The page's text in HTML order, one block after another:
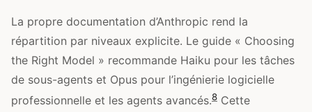
La propre documentation d’Anthropic rend la
répartition par niveaux explicite. Le guide « Choosing
the Right Model » recommande Haiku pour les tâches
de sous-agents et Opus pour l’ingénierie logicielle
professionnelle et les agents avancés.8 Cette